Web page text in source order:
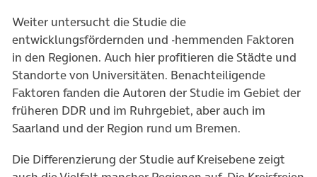
Weiter untersucht die Studie die
entwicklungsfördernden und -hemmenden Faktoren
in den Regionen. Auch hier profitieren die Städte und
Standorte von Universitäten. Benachteiligende
Faktoren fanden die Autoren der Studie im Gebiet der
früheren DDR und im Ruhrgebiet, aber auch im
Saarland und der Region rund um Bremen.
Die Differenzierung der Studie auf Kreisebene zeigt